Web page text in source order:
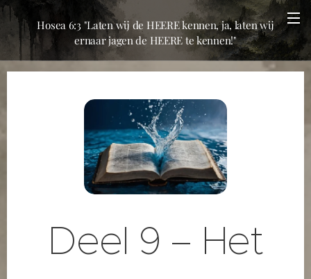
Hosea 6:3 "Laten wij de HEERE kennen, ja, laten wij
ernaar jagen de HEERE te kennen!"
Deel 9 – Het